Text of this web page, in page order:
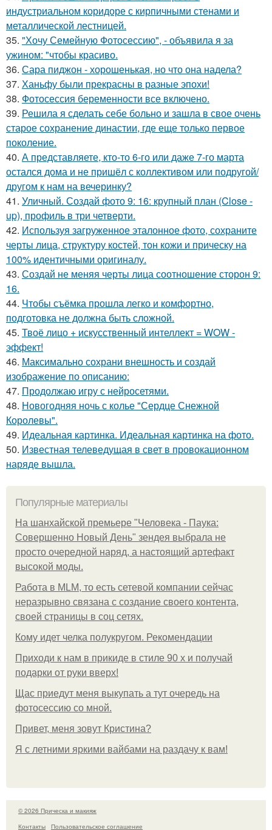
индустриальном коридоре с кирпичными стенами и
металлической лестницей.
35. "Хочу Семейную Фотосессию", - объявила я за
ужином: "чтобы красиво.
36. Сара пиджон - хорошенькая, но что она надела?
37. Ханьфу были прекрасны в разные эпохи!
38. Фотосессия беременности все включено.
39. Решила я сделать себе больно и зашла в свое очень
старое сохранение династии, где еще только первое
поколение.
40. А представляете, кто-то 6-го или даже 7-го марта
остался дома и не пришёл с коллективом или подругой/
другом к нам на вечеринку?
41. Уличный. Создай фото 9: 16: крупный план (Close -
up), профиль в три четверти.
42. Используя загруженное эталонное фото, сохраните
черты лица, структуру костей, тон кожи и прическу на
100% идентичными оригиналу.
43. Создай не меняя черты лица соотношение сторон 9:
16.
44. Чтобы съёмка прошла легко и комфортно,
подготовка не должна быть сложной.
45. Твоё лицо + искусственный интеллект = WOW -
эффект!
46. Максимально сохрани внешность и создай
изображение по описанию:
47. Продолжаю игру с нейросетями.
48. Новогодняя ночь с колье "Сердце Снежной
Королевы".
49. Идеальная картинка. Идеальная картинка на фото.
50. Известная телеведущая в свет в провокационном
наряде вышла.
Популярные материалы
На шанхайской премьере "Человека - Паука:
Совершенно Новый День" зендея выбрала не
просто очередной наряд, а настоящий артефакт
высокой моды.
Работа в MLM, то есть сетевой компании сейчас
неразрывно связана с создание своего контента,
своей страницы в соц сетях.
Кому идет челка полукругом. Рекомендации
Приходи к нам в прикиде в стиле 90 х и получай
подарки от руки вверх!
Щас приедут меня выкупать а тут очередь на
фотосессию со мной.
Привет, меня зовут Кристина?
Я с летними яркими вайбами на раздачу к вам!
© 2026 Прическа и макияж
Контакты
Пользовательское соглашение